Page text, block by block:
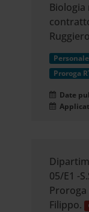
Proroga
Date
05/E1 -
Filippo.